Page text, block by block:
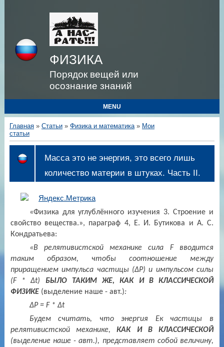
ФИЗИКА
Порядок вещей или
осознание знаний
MENU
Главная» Статьи» Физика и математика» Мои
статьи
Масса это не энергия, это всего лишь
количество материи в штуках. Часть II.
«Физика для углублённого изучения 3. Строение и
свойство вещества.», параграф 4, Е. И. Бутикова и А. С.
Кондратьева:
«В релятивистской механике сила F вводится
таким образом, чтобы соотношение между
приращением импульса частицы (ΔP) и импульсом силы
(F* Δt) БЫЛО ТАКИМ ЖЕ, КАК И В КЛАССИЧЕСКОЙ
ФИЗИКЕ (выделение наше - авт.):
ΔP= F* Δt
Будем считать, что энергия Ек частицы в
релятивистской механике,КАК И В КЛАССИЧЕСКОЙ
(выделение наше - авт.), представляет собой величину,